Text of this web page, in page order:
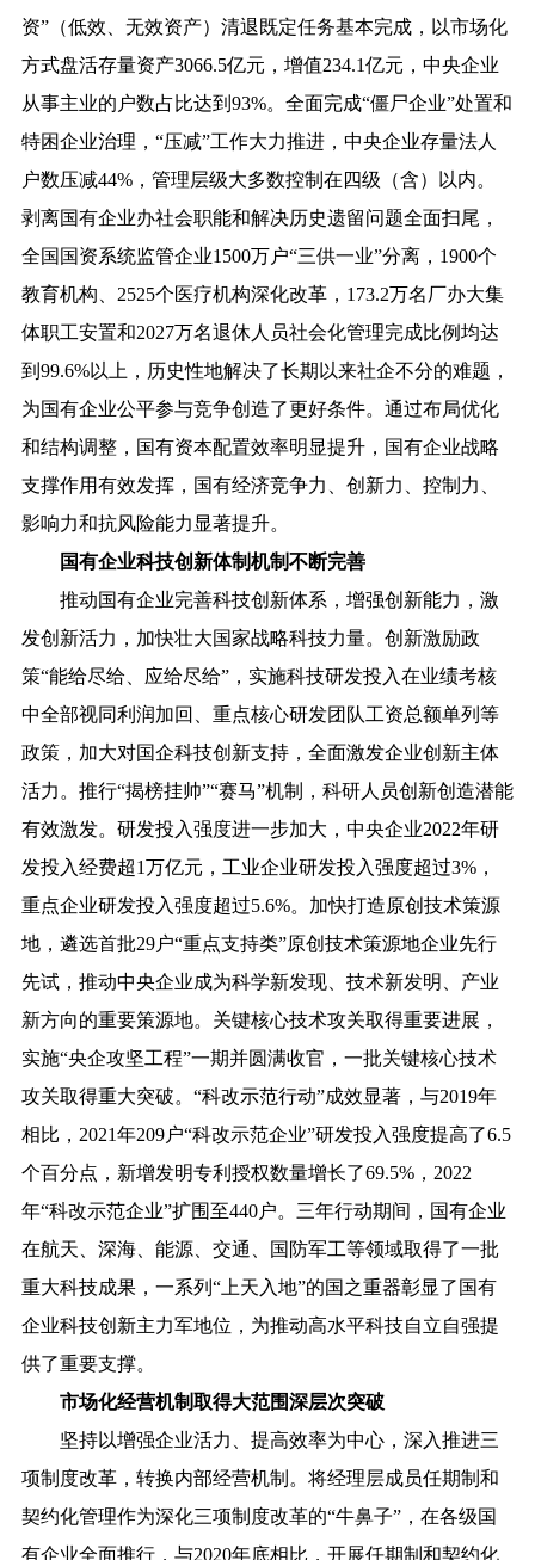
资”（低效、无效资产）清退既定任务基本完成，以市场化
方式盘活存量资产3066.5亿元，增值234.1亿元，中央企业
从事主业的户数占比达到93%。全面完成“僵尸企业”处置和
特困企业治理，“压减”工作大力推进，中央企业存量法人
户数压减44%，管理层级大多数控制在四级（含）以内。
剥离国有企业办社会职能和解决历史遗留问题全面扫尾，
全国国资系统监管企业1500万户“三供一业”分离，1900个
教育机构、2525个医疗机构深化改革，173.2万名厂办大集
体职工安置和2027万名退休人员社会化管理完成比例均达
到99.6%以上，历史性地解决了长期以来社企不分的难题，
为国有企业公平参与竞争创造了更好条件。通过布局优化
和结构调整，国有资本配置效率明显提升，国有企业战略
支撑作用有效发挥，国有经济竞争力、创新力、控制力、
影响力和抗风险能力显著提升。
国有企业科技创新体制机制不断完善
推动国有企业完善科技创新体系，增强创新能力，激
发创新活力，加快壮大国家战略科技力量。创新激励政
策“能给尽给、应给尽给”，实施科技研发投入在业绩考核
中全部视同利润加回、重点核心研发团队工资总额单列等
政策，加大对国企科技创新支持，全面激发企业创新主体
活力。推行“揭榜挂帅”“赛马”机制，科研人员创新创造潜能
有效激发。研发投入强度进一步加大，中央企业2022年研
发投入经费超1万亿元，工业企业研发投入强度超过3%，
重点企业研发投入强度超过5.6%。加快打造原创技术策源
地，遴选首批29户“重点支持类”原创技术策源地企业先行
先试，推动中央企业成为科学新发现、技术新发明、产业
新方向的重要策源地。关键核心技术攻关取得重要进展，
实施“央企攻坚工程”一期并圆满收官，一批关键核心技术
攻关取得重大突破。“科改示范行动”成效显著，与2019年
相比，2021年209户“科改示范企业”研发投入强度提高了6.5
个百分点，新增发明专利授权数量增长了69.5%，2022
年“科改示范企业”扩围至440户。三年行动期间，国有企业
在航天、深海、能源、交通、国防军工等领域取得了一批
重大科技成果，一系列“上天入地”的国之重器彰显了国有
企业科技创新主力军地位，为推动高水平科技自立自强提
供了重要支撑。
市场化经营机制取得大范围深层次突破
坚持以增强企业活力、提高效率为中心，深入推进三
项制度改革，转换内部经营机制。将经理层成员任期制和
契约化管理作为深化三项制度改革的“牛鼻子”，在各级国
有企业全面推行，与2020年底相比，开展任期制和契约化